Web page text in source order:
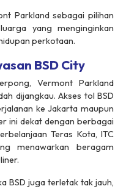
Parkland sebagai pilihan
yang menginginkan
perkotaan.
BSD City
Vermont Parkland
dijangkau. Akses tol BSD
ke Jakarta maupun
ini dekat dengan berbagai
Teras Kota, ITC
menawarkan beragam
BSD juga terletak tak jauh,